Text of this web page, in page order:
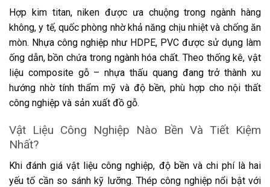
Hợp kim titan, niken được ưa chuộng trong ngành hàng
không, y tế, quốc phòng nhờ khả năng chịu nhiệt và chống ăn
mòn. Nhựa công nghiệp như HDPE, PVC được sử dụng làm
ống dẫn, bồn chứa trong ngành hóa chất. Theo thống kê, vật
liệu composite gỗ – nhựa thấu quang đang trở thành xu
hướng nhờ tính thẩm mỹ và độ bền, phù hợp cho nội thất
công nghiệp và sản xuất đồ gỗ.
Vật Liệu Công Nghiệp Nào Bền Và Tiết Kiệm
Nhất?
Khi đánh giá vật liệu công nghiệp, độ bền và chi phí là hai
yếu tố cần so sánh kỹ lưỡng. Thép công nghiệp nổi bật với